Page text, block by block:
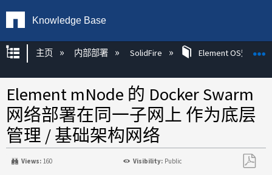
Knowledge Base
扩展/隐缩全局层次
主页 内部部署 SolidFire Element OS知识库
Element mNode 的 Docker Swarm
网络部署在同一子网上 作为底层
管理 / 基础架构网络
Views: 160 Visibility: Public